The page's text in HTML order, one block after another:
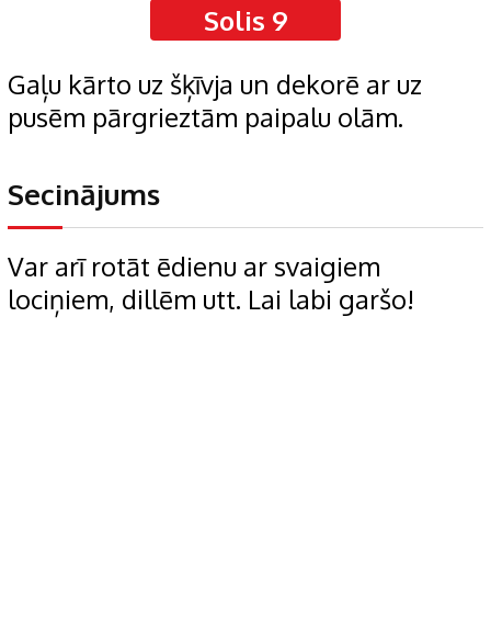
Solis 9
Gaļu kārto uz šķīvja un dekorē ar uz
pusēm pārgrieztām paipalu olām.
Secinājums
Var arī rotāt ēdienu ar svaigiem
lociņiem, dillēm utt. Lai labi garšo!